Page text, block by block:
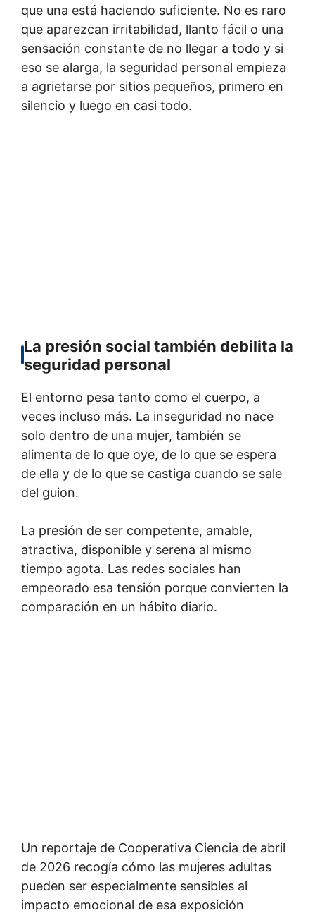
que una está haciendo suficiente. No es raro
que aparezcan irritabilidad, llanto fácil o una
sensación constante de no llegar a todo y si
eso se alarga, la seguridad personal empieza
a agrietarse por sitios pequeños, primero en
silencio y luego en casi todo.
La presión social también debilita la
seguridad personal
El entorno pesa tanto como el cuerpo, a
veces incluso más. La inseguridad no nace
solo dentro de una mujer, también se
alimenta de lo que oye, de lo que se espera
de ella y de lo que se castiga cuando se sale
del guion.
La presión de ser competente, amable,
atractiva, disponible y serena al mismo
tiempo agota. Las redes sociales han
empeorado esa tensión porque convierten la
comparación en un hábito diario.
Un reportaje de Cooperativa Ciencia de abril
de 2026 recogía cómo las mujeres adultas
pueden ser especialmente sensibles al
impacto emocional de esa exposición